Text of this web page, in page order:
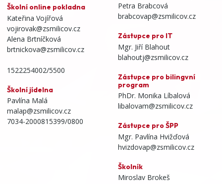
Školní online pokladna
Kateřina Vojířová
vojirovak@zsmilicov.cz
Alena Brtníčková
brtnickova@zsmilicov.cz
1522254002/5500
Školní jídelna
Pavlína Malá
malap@zsmilicov.cz
7034-2000815399/0800
Petra Brabcová
brabcovap@zsmilicov.cz
Zástupce pro IT
Mgr. Jiří Blahout
blahoutj@zsmilicov.cz
Zástupce pro bilingvní
program
PhDr. Monika Líbalová
libalovam@zsmilicov.cz
Zástupce pro ŠPP
Mgr. Pavlína Hvižďová
hvizdovap@zsmilicov.cz
Školník
Miroslav Brokeš